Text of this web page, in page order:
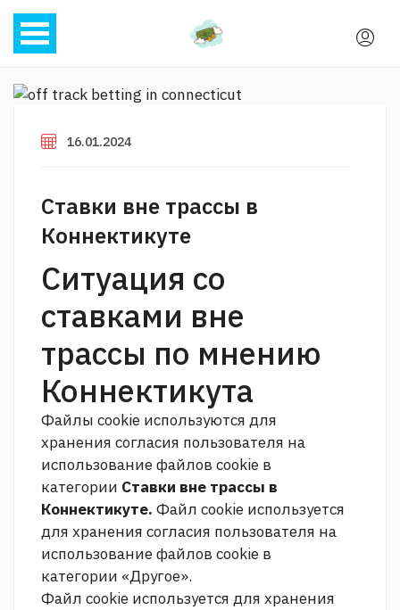
16.01.2024
Ставки вне трассы в
Коннектикуте
Ситуация со
ставками вне
трассы по мнению
Коннектикута
Файлы cookie используются для
хранения согласия пользователя на
использование файлов cookie в
категории Ставки вне трассы в
Коннектикуте. Файл cookie используется
для хранения согласия пользователя на
использование файлов cookie в
категории «Другое».
Файл cookie используется для хранения